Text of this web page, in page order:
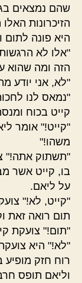
שהם נמצאים
הזיכרונות
היא פונה לתום
"אלו לא
הזה ומה שהוא
"לא, אני יודע
"נמאס לנו
קייט בכוח
"קייט!" אומר
משהו!"
"תשתוק אתה!"
בו, קייט אשר
על ליאם.
"קייט, לא!"
תום רואה זאת
"תום!" צועקת
"לא!" היא
רוח חזק
וליאם תופס